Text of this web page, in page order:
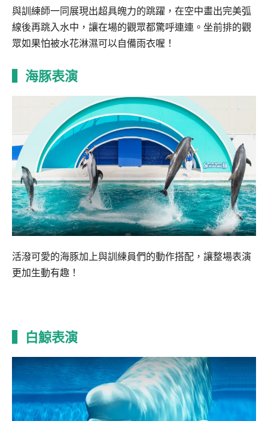
與訓練師一同展現出超具魄力的跳躍，在空中畫出完美弧
線後再跳入水中，讓在場的觀眾都驚呼連連。坐前排的觀
眾如果怕被水花淋濕可以自備雨衣喔！
▍海豚表演
活潑可愛的海豚加上與訓練員們的動作搭配，讓整場表演
更加生動有趣！
▍白鯨表演